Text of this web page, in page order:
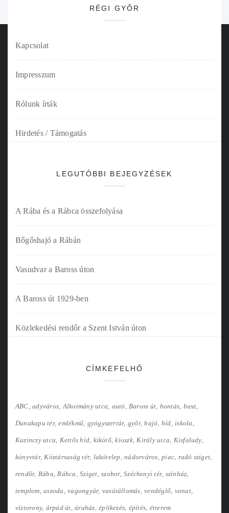
RÉGI GYŐR
Kapcsolat
Impresszum
Rólunk írták
Hirdetés / Támogatás
LEGUTÓBBI BEJEGYZÉSEK
A Rába és a Rábca összefolyása
Bőgőshajó a Rábán
Vasudvar a Baross úton
A Baross út 1929-ben
Közlekedési rendőr a Szent István úton
CÍMKEFELHŐ
ABC adyváros Alkotmány utca autó Baross út bontás busz
Dunakapu tér emlékmű gyógyszertár győr hajó híd iskola
Kazinczy utca Kettős híd kikötő kioszk Király utca Kisfaludy
könyvtár Köztársaság tér lakótelep nádorváros piac radó sziget
rendőr Rába Rábca Sziget szobor Széchenyi tér színház
templom uszoda vagongyár vasútállomás vendéglő vonat
víztorony árpád út áruház építkezés építés étterem